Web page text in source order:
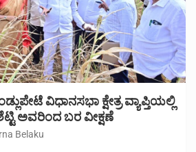
ವಿಧಾನಸಭಾ ಕ್ಷೇತ್ರ ವ್ಯಾಪ್ತಿಯಲ್ಲಿ
ಅವರಿಂದ ಬರ ವೀಕ್ಷಣೆ
Belaku